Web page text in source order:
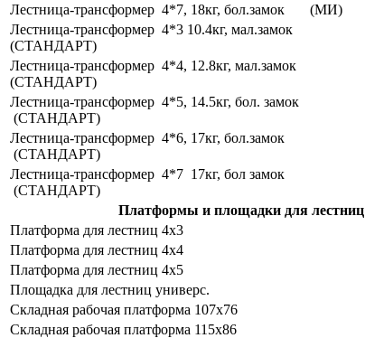
Лестница-трансформер 4*7, 18кг, бол.замок (МИ)
Лестница-трансформер 4*3 10.4кг, мал.замок
(СТАНДАРТ)
Лестница-трансформер 4*4, 12.8кг, мал.замок
(СТАНДАРТ)
Лестница-трансформер 4*5, 14.5кг, бол. замок
(СТАНДАРТ)
Лестница-трансформер 4*6, 17кг, бол.замок
(СТАНДАРТ)
Лестница-трансформер 4*7 17кг, бол замок
(СТАНДАРТ)
Платформы и площадки для лестниц
Платформа для лестниц 4х3
Платформа для лестниц 4х4
Платформа для лестниц 4х5
Площадка для лестниц универс.
Складная рабочая платформа 107х76
Складная рабочая платформа 115х86